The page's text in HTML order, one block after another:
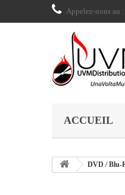
Appelez-nous au :
ACCUEIL
DVD / Blu-